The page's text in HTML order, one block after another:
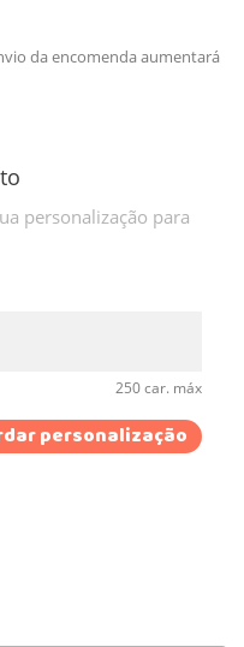
da encomenda aumentará
personalização para
250 car. máx
personalização